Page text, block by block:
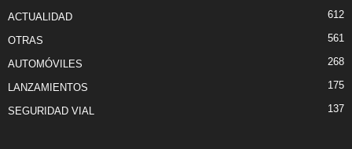
ACTUALIDAD 612
OTRAS 561
AUTOMÓVILES 268
LANZAMIENTOS 175
SEGURIDAD VIAL 137